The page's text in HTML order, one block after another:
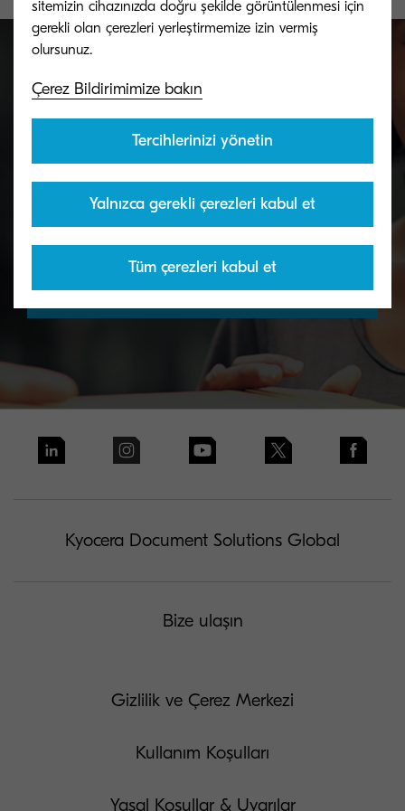
Bizimle konuşun, biz insanız
Destek ekibimiz KYOCERA ürünleri ve
hizmetleriyle ilgili sorularınızda size yardımcı
olmak için burada.
Bize ulaşın
Kyocera Document Solutions Global
Bize ulaşın
Gizlilik ve Çerez Merkezi
Kullanım Koşulları
Yasal Koşullar & Uyarılar
sitemizin cihazınızda doğru şekilde görüntülenmesi için
gerekli olan çerezleri yerleştirmemize izin vermiş
Çerez Bildirimimize bakın
Tercihlerinizi yönetin
Yalnızca gerekli çerezleri kabul et
Tüm çerezleri kabul et